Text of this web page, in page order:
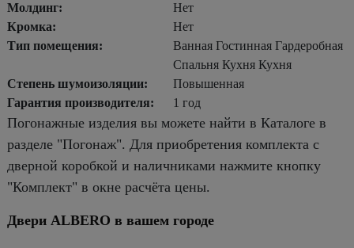
Молдинг:
Нет
Кромка:
Нет
Тип помещения:
Ванная Гостинная Гардеробная
Спальня Кухня Кухня
Степень шумоизоляции:
Повышенная
Гарантия производителя:
1 год
Погонажные изделия вы можете найти в Каталоге в
разделе "Погонаж". Для приобретения комплекта с
дверной коробкой и наличниками нажмите кнопку
"Комплект" в окне расчёта цены.
Двери ALBERO в вашем городе